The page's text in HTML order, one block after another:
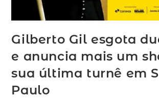
Gilberto Gil esgota
e anuncia mais um
sua última turnê em
Paulo